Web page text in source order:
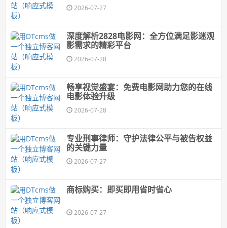
2026-07-27
深度解析2828电影网：全方位满足影迷观
影需求的精彩平台
2026-07-28
畅享视觉盛宴：免费电影网助力您的在线
电影体验升级
2026-07-28
专业刑事律师：守护法律公平与被告权益
的关键力量
2026-07-27
商标购买：即买即用省时省心
2026-07-27